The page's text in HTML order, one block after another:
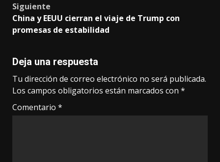
Siguiente
China y EEUU cierran el viaje de Trump con
promesas de estabilidad
Deja una respuesta
Tu dirección de correo electrónico no será publicada.
Los campos obligatorios están marcados con *
Comentario *